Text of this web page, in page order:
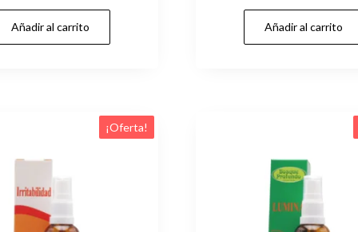
precio
original
era:
precio
es:
Añadir al carrito
precio
original
era:
Añadir al carrito
¡Oferta!